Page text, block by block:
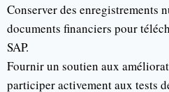
Conserver des enregistrements
documents financiers pour
SAP.
Fournir un soutien aux
participer activement aux tests